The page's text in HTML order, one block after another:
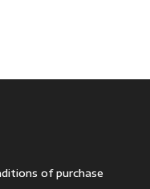
of purchase